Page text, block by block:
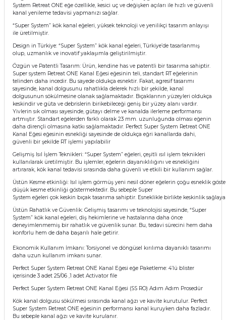
System Retreat ONE eğe özellikle, kesici uç ve değişken açıları ile hızlı ve güvenli
kanal yenileme tedavisi yapmanızı sağlar.
“Super System” kök kanal eğeleri, yüksek teknoloji ve yenilikçi tasarım anlayışı
ile üretilmiştir.
Design in Türkiye: “Super System” kök kanal eğeleri, Türkiye’de tasarlanmış
olup, uzmanlık ve inovatif yaklaşımla geliştirilmiştir.
Özgün ve Patentli Tasarım: Ürün, kendine has ve patentli bir tasarıma sahiptir.
Super system Retreat ONE Kanal Eğesi eğesinin teli, standart RT eğelerinin
telinden daha incedir. Bu sayede oldukça esnektir. Fakat, agresif tasarımı
sayesinde, kanal dolgusunu rahatlıkla delerek hızlı bir şekilde, kanal
dolgusunun sökülmesine olanak sağlamaktadır. Bıçaklarının yüzeyleri oldukça
keskindir ve güta ve debrislerin birikebileceği geniş bir yüzey alanı vardır.
Yivlerin sık olması sayesinde, gütayı delme ve kanalda ilerleme performansı
artmıştır. Standart eğelerden farklı olarak 23 mm. uzunluğunda olması eğenin
daha dirençli olmasına katkı sağlamaktadır. Perfect Super System Retreat ONE
Kanal Eğesi eğesinin esnekliği sayesinde de oldukça eğri kanallarda dahi,
güvenli bir şekilde RT işlemi yapılabilir
Gelişmiş Isıl İşlem Teknikleri: “Super System” eğeleri, çeşitli ısıl işlem teknikleri
kullanılarak üretilmiştir. Bu işlemler, eğelerin dayanıklılığını ve esnekliğini
artırarak, kök kanal tedavisi sırasında daha güvenli ve etkili bir kullanım sağlar.
Üstün Kesme etkinliği: Isıl işlem görmüş yeni nesil döner eğelerin çoğu esneklik
düşük kesme etkinliği göstermektedir. Bu sebeple Super
System eğeleri çok keskin bıçak tasarıma sahiptir. Esneklikle birlikte keskinlik
Üstün Rahatlık ve Güvenlik: Gelişmiş tasarımı ve teknolojisi sayesinde, “Super
System” kök kanal eğeleri, diş hekimlerine ve hastalarına daha önce
deneyimlenmemiş bir rahatlık ve güvenlik sunar. Bu, tedavi sürecini hem daha
konforlu hem de daha başarılı hale getirir.
Ekonomik Kullanım İmkanı: Torsiyonel ve döngüsel kırılıma dayanıklı tasarımı
daha uzun kullanım imkanı sunar.
Perfect Super System Retreat ONE Kanal Eğesi eğe Paketleme: 4’lü blister
içerisinde 3 adet 25/06 ,1 adet Activator file
Perfect Super System Retreat ONE Kanal Eğesi (SS RO) Adım Adım Prosedür
Kök kanal dolgusu sökülmesi sırasında kanal ağzı ve kavite kurutulur. Perfect
Super System Retreat ONE eğesinin performansı kanal kuruyken daha fazladır.
Bu sebeple kanal ağzı ve kavite kurulanır.